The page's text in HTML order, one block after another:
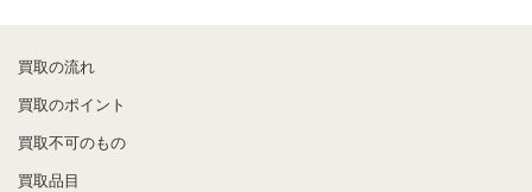
買取の流れ
買取のポイント
買取不可のもの
買取品目